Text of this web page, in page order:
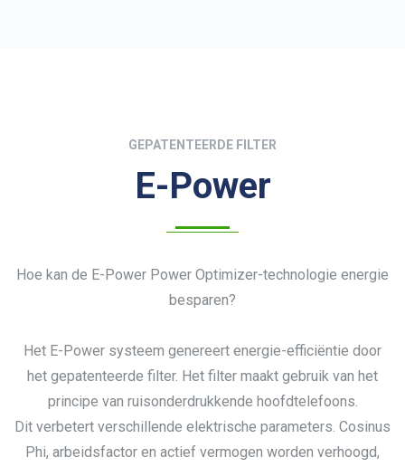
GEPATENTEERDE FILTER
E-Power
Hoe kan de E-Power Power Optimizer-technologie energie
besparen?
Het E-Power systeem genereert energie-efficiëntie door
het gepatenteerde filter. Het filter maakt gebruik van het
principe van ruisonderdrukkende hoofdtelefoons.
Dit verbetert verschillende elektrische parameters. Cosinus
Phi, arbeidsfactor en actief vermogen worden verhoogd,